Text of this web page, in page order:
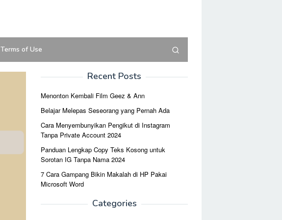
Terms of Use
Recent Posts
Menonton Kembali Film Geez & Ann
Belajar Melepas Seseorang yang Pernah Ada
Cara Menyembunyikan Pengikut di Instagram
Tanpa Private Account 2024
Panduan Lengkap Copy Teks Kosong untuk
Sorotan IG Tanpa Nama 2024
7 Cara Gampang Bikin Makalah di HP Pakai
Microsoft Word
Categories